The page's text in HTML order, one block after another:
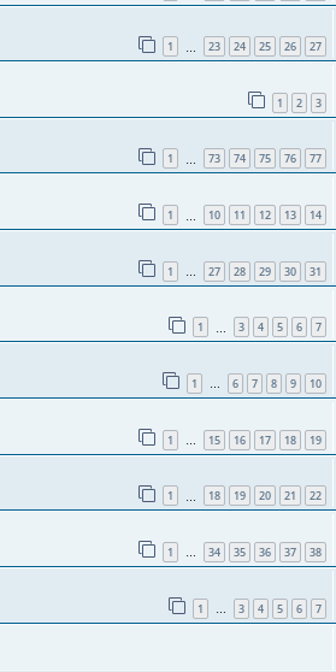
1 23 24 25 26 27
1 2 3
1 73 74 75 76 77
1 10 11 12 13 14
1 … 27 28 29 30 31
1 3 4 5 6 7
1 … 6 7 8 9 10
1 … 15 16 17 18 19
1 18 19 20 21 22
1 … 34 35 36 37 38
1 … 3 4 5 6 7